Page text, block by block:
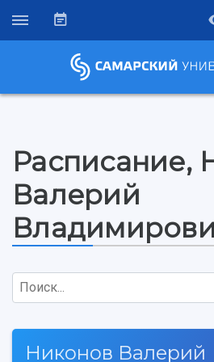
НАЗАД
Расписание,
Валерий
Поиск...
Никонов Валерий